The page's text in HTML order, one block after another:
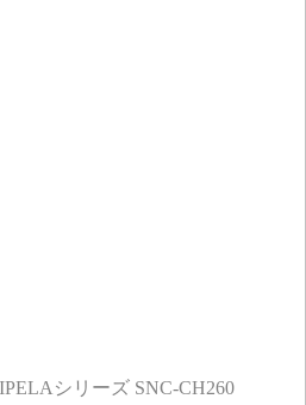
シリーズ SNC-CH260